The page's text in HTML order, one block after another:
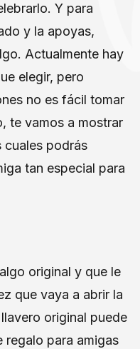
Y para
y la apoyas,
Actualmente hay
elegir, pero
no es fácil tomar
te vamos a mostrar
cuales podrás
tan especial para
original y que le
que vaya a abrir la
original puede
regalo para amigas